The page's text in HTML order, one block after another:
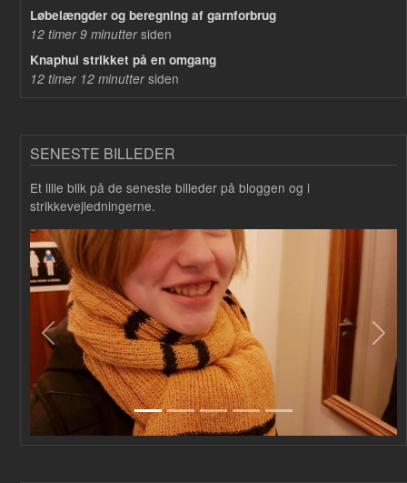
Løbelængder og beregning af garnforbrug
12 timer 9 minuttersiden
Knaphul strikket på en omgang
12 timer 12 minuttersiden
SENESTE BILLEDER
Et lille blik på de seneste billeder på bloggen og i
strikkevejledningerne.
Forrige